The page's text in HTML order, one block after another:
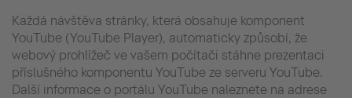
Každá návštěva stránky, která obsahuje komponent
YouTube (YouTube Player), automaticky způsobí, že
webový prohlížeč ve vašem počítači stáhne prezentaci
příslušného komponentu YouTube ze serveru YouTube.
Další informace o portálu YouTube naleznete na adrese